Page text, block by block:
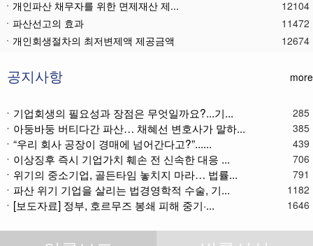
ㆍ개인파산 채무자를 위한 면제재산 제...
12104
ㆍ파산선고의 효과
11472
ㆍ 개인회생절차의 최저변제액 제공금액
12674
ㆍ기업회생제도와 기업파산제도
11619
ㆍ법인파산 후 이사의 연대보증책임 해...
11575
ㆍ법인파산절차와 기업회생절차 개요
11868
ㆍ개인회생재단채권(우선권이 있는 채권...
11115
ㆍ개인회생재단이란?
11041
ㆍ개인회생채권이란?
11274
ㆍ가용소득이란?
11224
ㆍ회생신청 후 경매절차 정지신청은?
ㆍ별제권부 채권(회생절차에서의 근저당...
12180
공지사항 more
ㆍ기업회생의 필요성과 장점은 무엇일까요?...기... 285
ㆍ아둥바둥 버티다간 파산… 채혜선 변호사가 말하... 385
ㆍ“우리 회사 공장이 경매에 넘어간다고?”...... 439
ㆍ이상징후 즉시 기업가치 훼손 전 신속한 대응 ... 706
ㆍ위기의 중소기업, 골든타임 놓치지 마라… 법률... 791
ㆍ파산 위기 기업을 살리는 법경영학적 수술, 기... 1182
ㆍ[보도자료] 정부, 호르무즈 봉쇄 피해 중기·... 1646